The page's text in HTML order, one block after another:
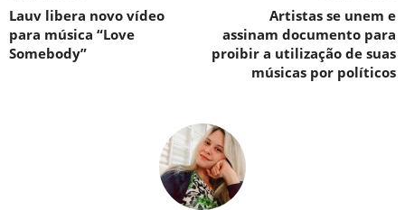
Lauv libera novo vídeo
para música “Love
Somebody”
Artistas se unem e
assinam documento para
proibir a utilização de suas
músicas por políticos